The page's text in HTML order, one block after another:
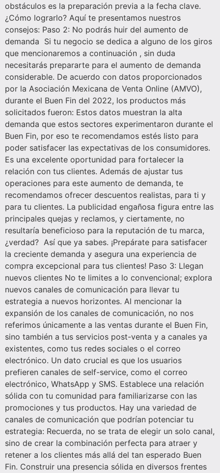
obstáculos es la preparación previa a la fecha clave.
¿Cómo lograrlo? Aquí te presentamos nuestros
consejos: Paso 2: No podrás huir del aumento de
demanda Si tu negocio se dedica a alguno de los giros
que mencionaremos a continuación , sin duda
necesitarás prepararte para el aumento de demanda
considerable. De acuerdo con datos proporcionados
por la Asociación Mexicana de Venta Online (AMVO),
durante el Buen Fin del 2022, los productos más
solicitados fueron: Estos datos muestran la alta
demanda que estos sectores experimentaron durante el
Buen Fin, por eso te recomendamos estés listo para
poder satisfacer las expectativas de los consumidores.
Es una excelente oportunidad para fortalecer la
relación con tus clientes. Además de ajustar tus
operaciones para este aumento de demanda, te
recomendamos ofrecer descuentos realistas, para ti y
para tu clientes. La publicidad engañosa figura entre las
principales quejas y reclamos, y ciertamente, no
resultaría beneficioso para la reputación de tu marca,
¿verdad? Así que ya sabes. ¡Prepárate para satisfacer
la creciente demanda y asegura una experiencia de
compra excepcional para tus clientes! Paso 3: Llegan
nuevos clientes No te limites a lo convencional; explora
nuevos canales de comunicación para llevar tu
estrategia a nuevos horizontes. Al mencionar la
expansión de los canales de comunicación, no nos
referimos únicamente a las ventas durante el Buen Fin,
sino también a tus servicios post-venta y a canales ya
existentes, como tus redes sociales o el correo
electrónico. Un dato crucial es que los usuarios
prefieren canales de self-service, como el correo
electrónico, WhatsApp y SMS. Establece una relación
sólida con tu comunidad para familiarizarse con las
promociones y tus productos. Hay una variedad de
canales de comunicación que podrían potenciar tu
estrategia: Recuerda, no se trata de elegir un solo canal,
sino de crear la combinación perfecta para atraer y
retener a los clientes más allá del tan esperado Buen
Fin. Construir una presencia sólida en diversos frentes